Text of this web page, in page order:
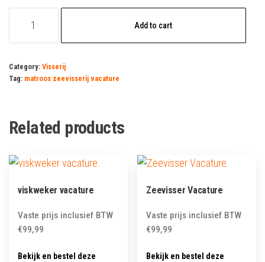
zeevisserij
quantity
Add to cart
Category: Visserij
Tag: matroos zeevisserij vacature
Related products
viskweker vacature
Vaste prijs inclusief BTW
€99,99
Bekijk en bestel deze
Zeevisser Vacature
Vaste prijs inclusief BTW
€99,99
Bekijk en bestel deze